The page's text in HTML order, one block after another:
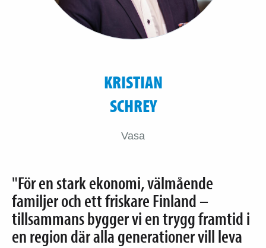
KRISTIAN
SCHREY
Vasa
"För en stark ekonomi, välmående
familjer och ett friskare Finland –
tillsammans bygger vi en trygg framtid i
en region där alla generationer vill leva